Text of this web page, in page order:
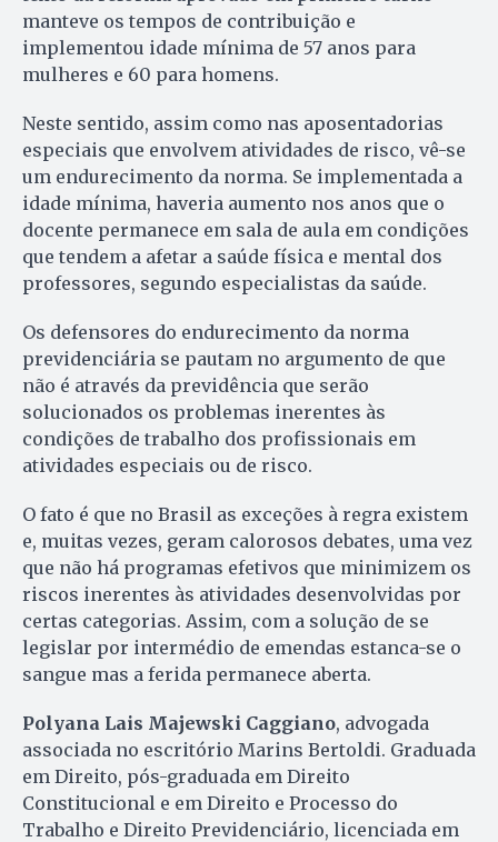
manteve os tempos de contribuição e
implementou idade mínima de 57 anos para
mulheres e 60 para homens.
Neste sentido, assim como nas aposentadorias
especiais que envolvem atividades de risco, vê-se
um endurecimento da norma. Se implementada a
idade mínima, haveria aumento nos anos que o
docente permanece em sala de aula em condições
que tendem a afetar a saúde física e mental dos
professores, segundo especialistas da saúde.
Os defensores do endurecimento da norma
previdenciária se pautam no argumento de que
não é através da previdência que serão
solucionados os problemas inerentes às
condições de trabalho dos profissionais em
atividades especiais ou de risco.
O fato é que no Brasil as exceções à regra existem
e, muitas vezes, geram calorosos debates, uma vez
que não há programas efetivos que minimizem os
riscos inerentes às atividades desenvolvidas por
certas categorias. Assim, com a solução de se
legislar por intermédio de emendas estanca-se o
sangue mas a ferida permanece aberta.
Polyana Lais Majewski Caggiano, advogada
associada no escritório Marins Bertoldi. Graduada
em Direito, pós-graduada em Direito
Constitucional e em Direito e Processo do
Trabalho e Direito Previdenciário, licenciada em